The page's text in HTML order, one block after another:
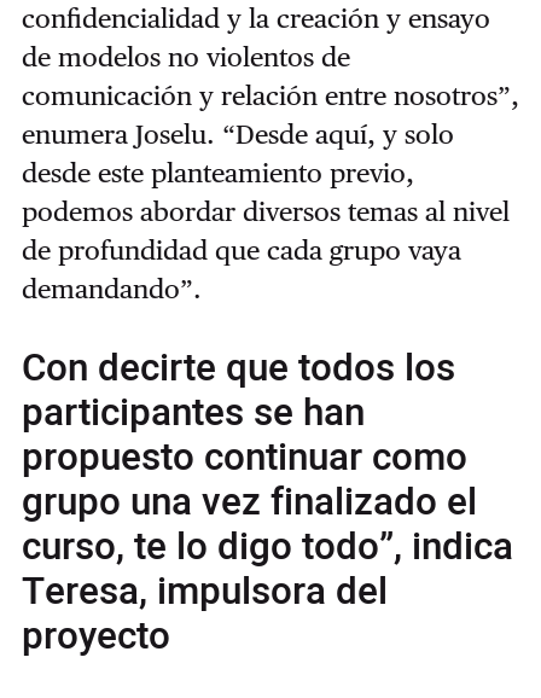
confidencialidad y la creación y ensayo
de modelos no violentos de
comunicación y relación entre nosotros”,
enumera Joselu. “Desde aquí, y solo
desde este planteamiento previo,
podemos abordar diversos temas al nivel
de profundidad que cada grupo vaya
demandando”.
Con decirte que todos los
participantes se han
propuesto continuar como
grupo una vez finalizado el
curso, te lo digo todo”, indica
Teresa, impulsora del
proyecto